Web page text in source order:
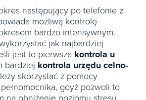
następujący po telefonie z
możliwą kontrolę
bardzo intensywnym.
jak najbardziej
jest to pierwsza kontrola u
bardziej kontrola urzędu celno-
skorzystać z pomocy
gdyż pozwoli to